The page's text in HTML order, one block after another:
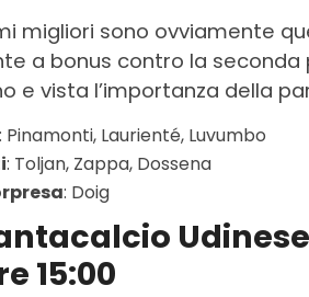
migliori sono ovviamente
a bonus contro la
e vista l’importanza della
: Pinamonti, Laurienté, Luvumbo
: Toljan, Zappa, Dossena
: Doig
15:00